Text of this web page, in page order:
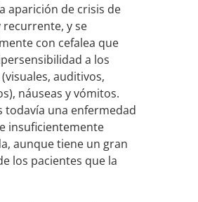
aparición de crisis de
recurrente, y se
con cefalea que
a los
auditivos,
náuseas y vómitos.
todavía una enfermedad
insuficientemente
aunque tiene un gran
los pacientes que la